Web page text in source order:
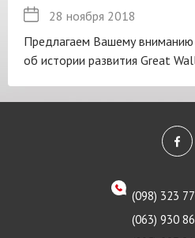
28 ноября 2018
Предлагаем Вашему
об истории развития Great
(098) 323
(063) 930